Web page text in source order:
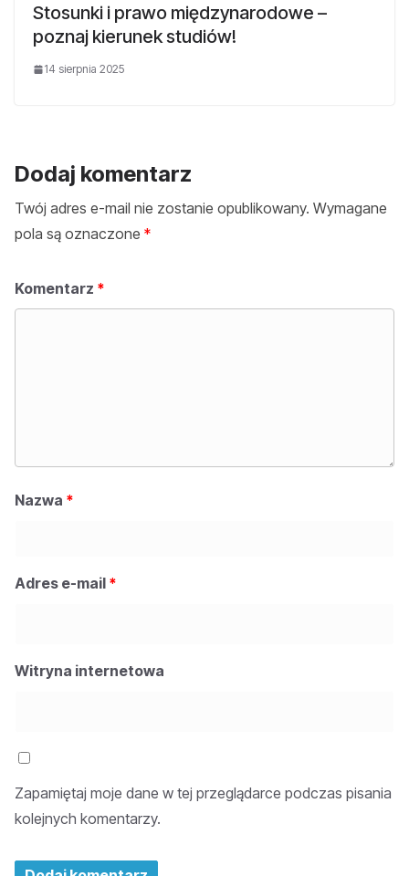
Stosunki i prawo międzynarodowe –
poznaj kierunek studiów!
14 sierpnia 2025
Dodaj komentarz
Twój adres e-mail nie zostanie opublikowany. Wymagane
pola są oznaczone *
Komentarz *
Nazwa *
Adres e-mail *
Witryna internetowa
Zapamiętaj moje dane w tej przeglądarce podczas pisania
kolejnych komentarzy.